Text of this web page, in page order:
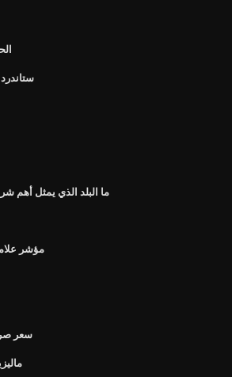
ستاندرد اند
ما البلد الذي يمثل أهم
مؤشر
سعر